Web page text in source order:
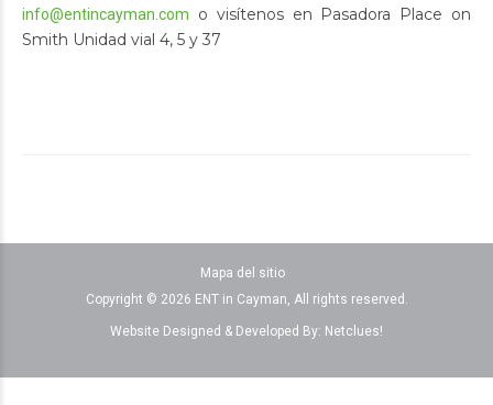
info@entincayman.com
o visítenos en Pasadora Place on
Smith Unidad vial 4, 5 y 37
Mapa del sitio
Copyright © 2026 ENT in Cayman, All rights reserved.
Website Designed & Developed By: Netclues!